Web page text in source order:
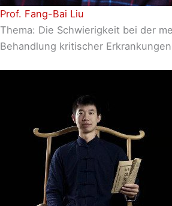
Prof. Fang-Bai Liu
Thema: Die Schwierigkeit bei der
Behandlung kritischer Erkrankungen